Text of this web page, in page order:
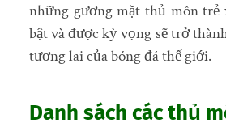
những gương mặt thủ môn trẻ
bật và được kỳ vọng sẽ trở
tương lai của bóng đá thế giới.
Danh sách các thủ